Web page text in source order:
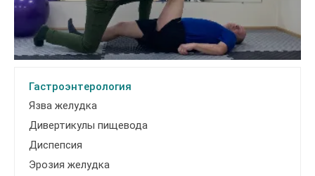
Гастроэнтерология
Язва желудка
Дивертикулы пищевода
Диспепсия
Эрозия желудка